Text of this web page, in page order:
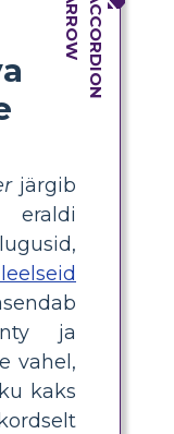
järgib
ja
vahel,
kaks